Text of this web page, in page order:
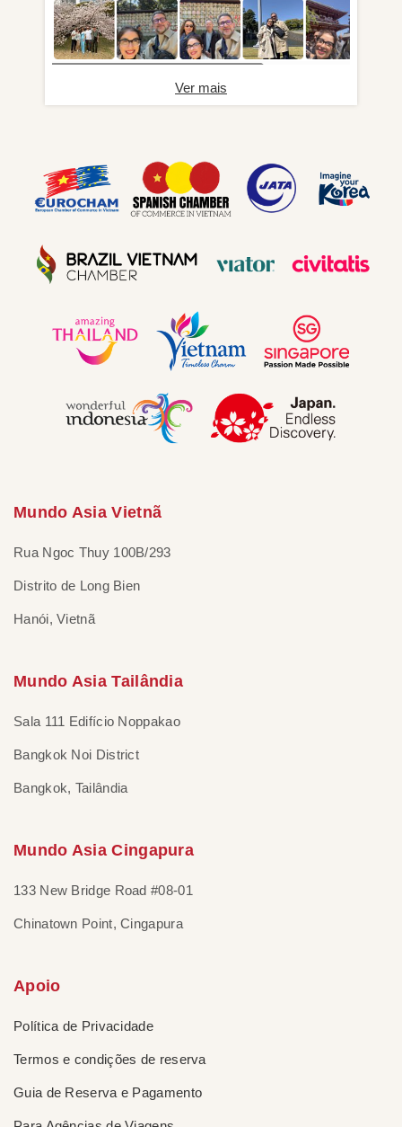
Ver mais
Mundo Asia Vietnã
Rua Ngoc Thuy 100B/293
Distrito de Long Bien
Hanói, Vietnã
Mundo Asia Tailândia
Sala 111 Edifício Noppakao
Bangkok Noi District
Bangkok, Tailândia
Mundo Asia Cingapura
133 New Bridge Road #08-01
Chinatown Point, Cingapura
Apoio
Política de Privacidade
Termos e condições de reserva
Guia de Reserva e Pagamento